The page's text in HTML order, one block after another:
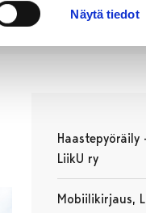
Näytä tiedot
Haastepyöräily
LiikU ry
Avautuu
Mobiilikirjaus,